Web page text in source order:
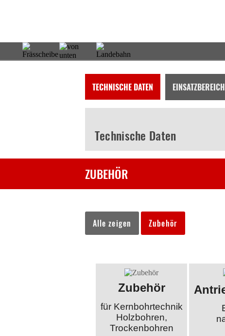
TECHNISCHE DATEN
Technische Daten
ZUBEHÖR
Alle zeigen Zubehör
Zubehör
für Kernbohrtechnik
Holzbohren,
Trockenbohren